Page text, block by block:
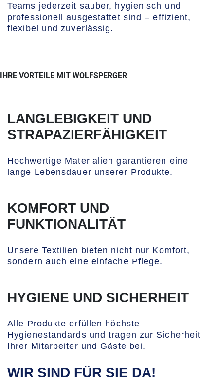
Teams jederzeit sauber, hygienisch und
professionell ausgestattet sind – effizient,
flexibel und zuverlässig.
IHRE VORTEILE MIT WOLFSPERGER
LANGLEBIGKEIT UND
STRAPAZIERFÄHIGKEIT
Hochwertige Materialien garantieren eine
lange Lebensdauer unserer Produkte.
KOMFORT UND
FUNKTIONALITÄT
Unsere Textilien bieten nicht nur Komfort,
sondern auch eine einfache Pflege.
HYGIENE UND SICHERHEIT
Alle Produkte erfüllen höchste
Hygienestandards und tragen zur Sicherheit
Ihrer Mitarbeiter und Gäste bei.
WIR SIND FÜR SIE DA!